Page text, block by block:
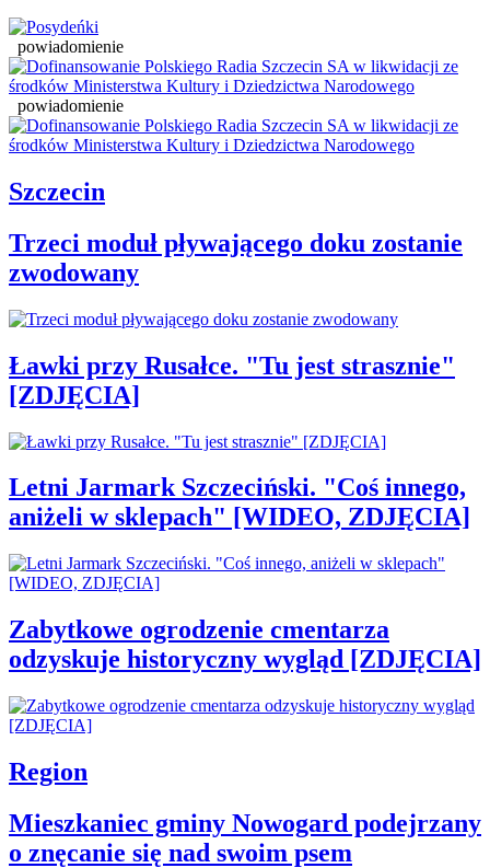
powiadomienie
powiadomienie
Szczecin
Trzeci moduł pływającego doku zostanie
zwodowany
Ławki przy Rusałce. "Tu jest strasznie"
[ZDJĘCIA]
Letni Jarmark Szczeciński. "Coś innego,
aniżeli w sklepach" [WIDEO, ZDJĘCIA]
Zabytkowe ogrodzenie cmentarza
odzyskuje historyczny wygląd [ZDJĘCIA]
Region
Mieszkaniec gminy Nowogard podejrzany
o znęcanie się nad swoim psem